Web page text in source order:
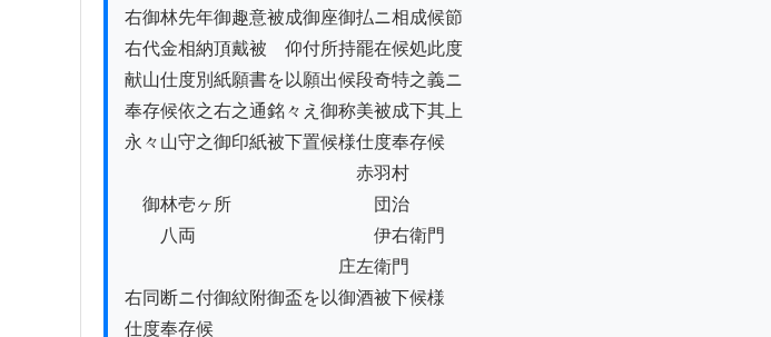
右御林先年御趣意被成御座御払ニ相成候節
右代金相納頂戴被　仰付所持罷在候処此度
献山仕度別紙願書を以願出候段奇特之義ニ
奉存候依之右之通銘々え御称美被成下其上
永々山守之御印紙被下置候様仕度奉存候
赤羽村
御林壱ヶ所　　　　　　　　団治
八両　　　　　　　　　　伊右衛門
庄左衛門
右同断ニ付御紋附御盃を以御酒被下候様
仕度奉存候